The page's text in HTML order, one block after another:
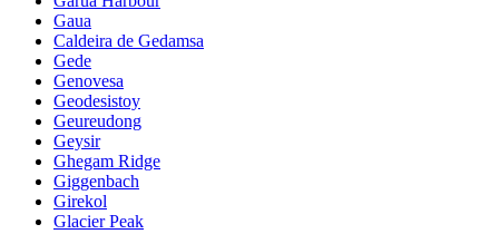
Gaua
Caldeira de Gedamsa
Gede
Genovesa
Geodesistoy
Geureudong
Geysir
Ghegam Ridge
Giggenbach
Girekol
Glacier Peak